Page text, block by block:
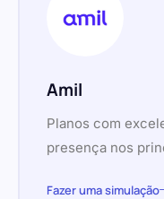
Amil
Planos com
presença nos
Fazer uma simulação